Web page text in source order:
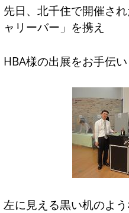
先日、北千住で開催さ
ャリーバー」を携え
HBA様の出展をお手伝い
左に見える黒い机のよ